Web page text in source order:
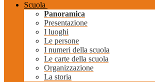
Scuola
Panoramica
Presentazione
I luoghi
Le persone
I numeri della scuola
Le carte della scuola
Organizzazione
La storia